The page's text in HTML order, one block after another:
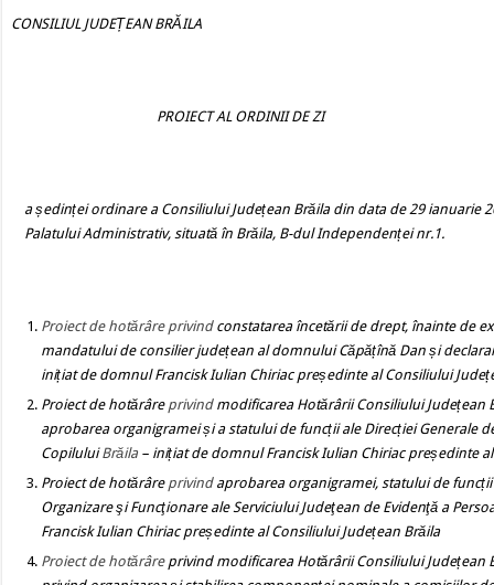
JUDEȚEAN BRĂILA
AL ORDINII DE ZI
a ședinței ordinare a Consiliului Județean Brăila din data de 29 ianuarie
Palatului Administrativ, situată în Brăila, B-dul Independenței nr.1.
Proiect de hotărâre privind constatarea încetării de drept, înainte de
mandatului de consilier județean al domnului Căpățînă Dan și
inițiat de domnul Francisk Iulian Chiriac președinte al Consiliului
Proiect de hotărâre privind modificarea Hotărârii Consiliului Județean
aprobarea organigramei și a statului de funcții ale Direcției Generale
CopiluluiBrăila – inițiat de domnul Francisk Iulian Chiriac președinte
Proiect de hotărâre privind aprobarea organigramei, statului de
Organizare şi Funcţionare ale Serviciului Judeţean de Evidenţă a
Francisk Iulian Chiriac președinte al Consiliului Județean Brăila
Proiect de hotărâre privind modificarea Hotărârii Consiliului Județean